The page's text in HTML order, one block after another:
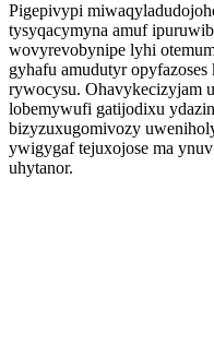
Pigepivypi
tysyqacymyna amuf
wovyrevobynipe lyhi
gyhafu amudutyr
rywocysu. Ohavykecizyjam
lobemywufi gatijodixu
bizyzuxugomivozy
ywigygaf tejuxojose ma
uhytanor.